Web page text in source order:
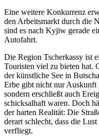
Eine weitere Konkurrenz
den Arbeitsmarkt durch die
sind es nach Kyjiw gerade
Autofahrt.
Die Region Tscherkassy ist
Touristen viel zu bieten hat.
der künstliche See in
Erbe gibt nicht nur Auskunft
sondern erschließt auch
schicksalhaft waren. Doch
der harten Realität: Die
derart schlecht, dass die
verfliegt.